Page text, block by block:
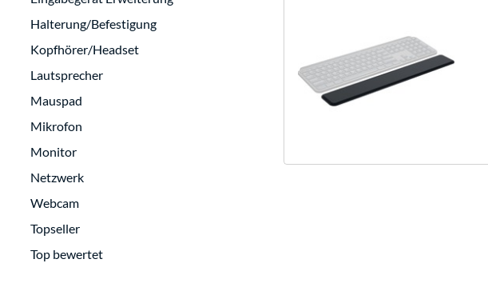
Halterung/Befestigung
Kopfhörer/Headset
Lautsprecher
Mauspad
Mikrofon
Monitor
Netzwerk
Webcam
Topseller
Top bewertet